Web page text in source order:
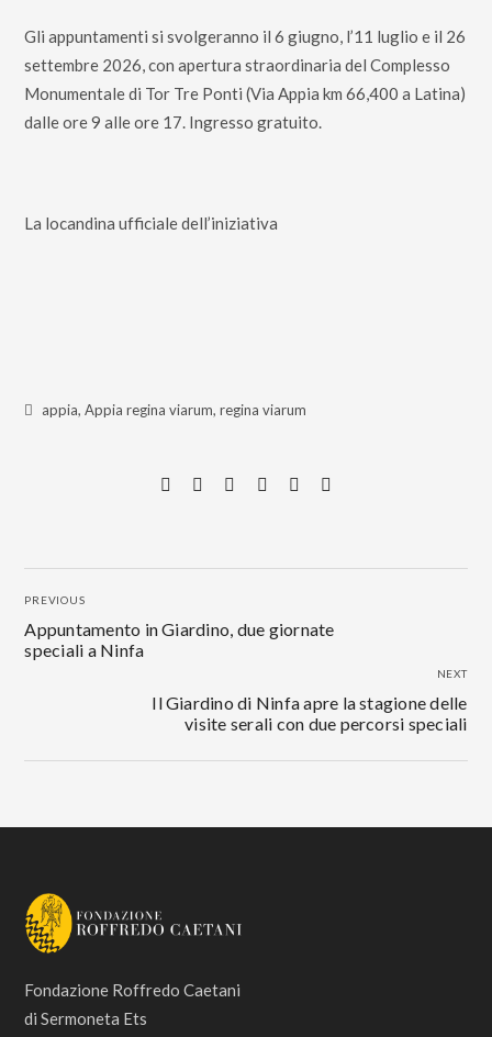
Gli appuntamenti si svolgeranno il 6 giugno, l’11 luglio e il 26
settembre 2026, con apertura straordinaria del Complesso
Monumentale di Tor Tre Ponti (Via Appia km 66,400 a Latina)
dalle ore 9 alle ore 17. Ingresso gratuito.
La locandina ufficiale dell’iniziativa
appia,Appia regina viarum,regina viarum
PREVIOUS
Appuntamento in Giardino, due giornate
speciali a Ninfa
NEXT
Il Giardino di Ninfa apre la stagione delle
visite serali con due percorsi speciali
Fondazione Roffredo Caetani
di Sermoneta Ets